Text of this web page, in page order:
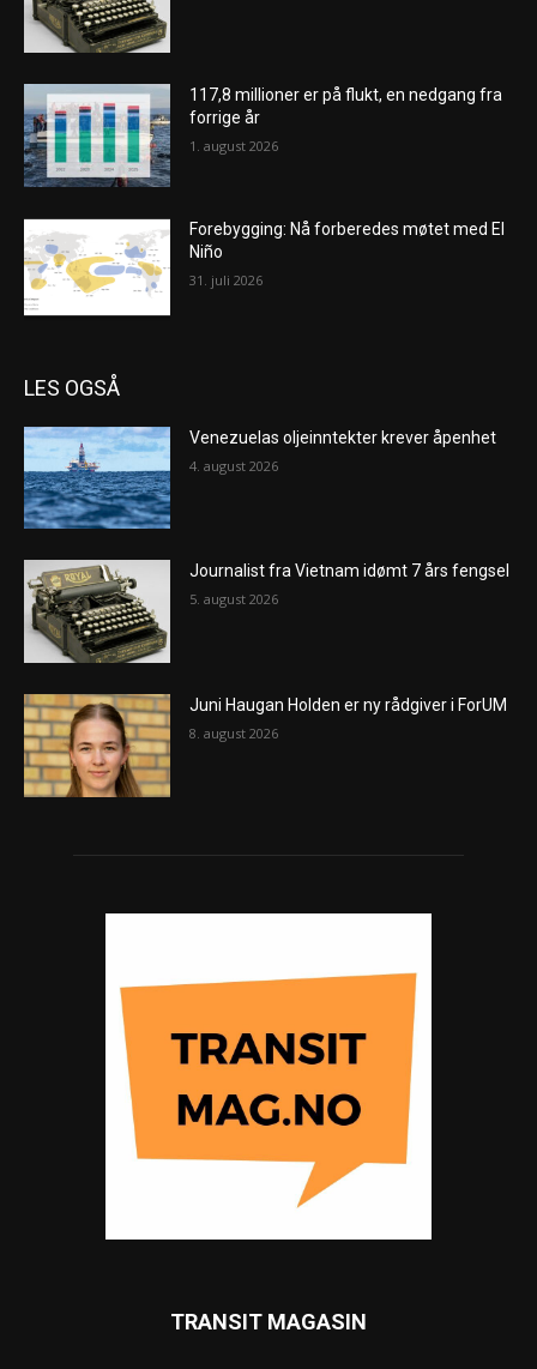
117,8 millioner er på flukt, en nedgang fra
forrige år
1. august 2026
Forebygging: Nå forberedes møtet med El
Niño
31. juli 2026
LES OGSÅ
Venezuelas oljeinntekter krever åpenhet
4. august 2026
Journalist fra Vietnam idømt 7 års fengsel
5. august 2026
Juni Haugan Holden er ny rådgiver i ForUM
8. august 2026
TRANSIT MAGASIN